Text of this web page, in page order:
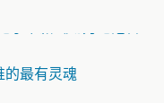
的最有灵魂
子书籍《动力电池管